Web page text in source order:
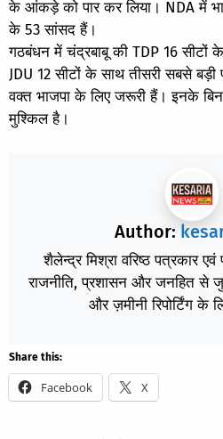
के आंकड़े को पार कर लिया। NDA में
के 53 सांसद हैं।
गठबंधन में चंद्रबाबू की TDP 16 सीटों
JDU 12 सीटों के साथ तीसरी सबसे बड़ी
वक्त भाजपा के लिए जरूरी हैं। इनके
मुश्किल है।
Author:
शैलेन्द्र मिश्रा वरिष्ठ पत्रकार
राजनीति, प्रशासन और जनहित से
और ज़मीनी रिपोर्टिंग के
Share this:
Facebook X